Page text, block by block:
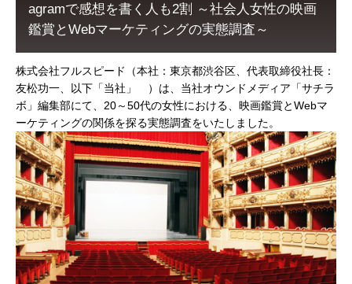
agramで感想を書く人も2割 ～社会人女性の映画
鑑賞とWebマーケティングの実態調査～
株式会社フルスピード（本社：東京都渋谷区、代表取締役社長：
友松功一、以下「当社」 ）は、当社オウンドメディア「サチラ
ボ」編集部にて、20～50代の女性における、映画鑑賞とWebマ
ーケティングの関係を探る実態調査をいたしました。